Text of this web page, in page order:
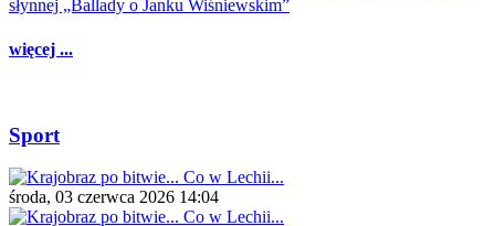
słynnej „Ballady o Janku Wiśniewskim”
więcej ...
Sport
środa, 03 czerwca 2026 14:04